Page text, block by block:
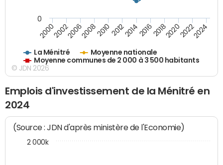
La Ménitré
Moyenne nationale
Moyenne communes de 2 000 à 3 500 habitants
200020022006200820102012201420162018202020222024
0
© JDN 2026
Emplois d'investissement de la Ménitré en
2024
(Source : JDN d'après ministère de l'Economie)
2 000k